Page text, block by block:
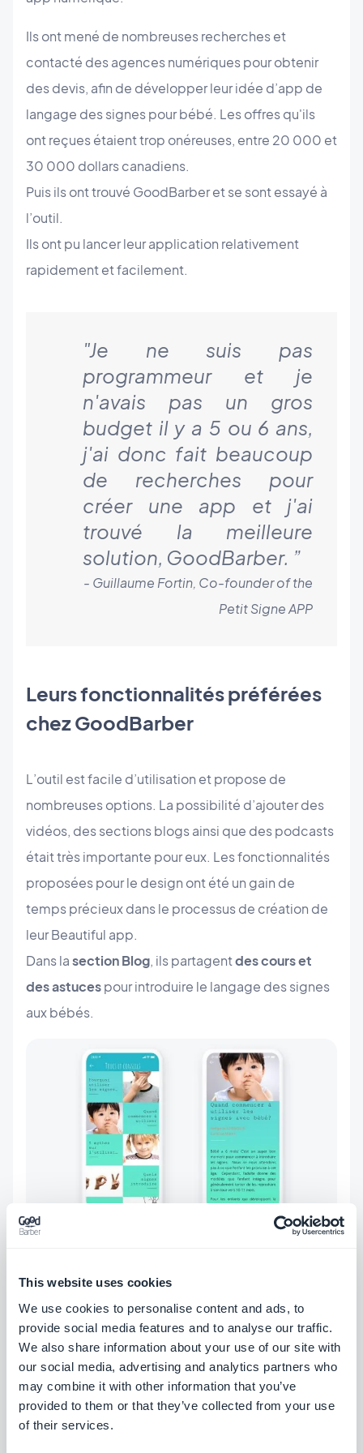
This website uses cookies
We use cookies to personalise content and ads, to
provide social media features and to analyse our traffic.
We also share information about your use of our site with
our social media, advertising and analytics partners who
may combine it with other information that you’ve
provided to them or that they’ve collected from your use
of their services.
Ils ont mené de nombreuses recherches et
contacté des agences numériques pour obtenir
des devis, afin de développer leur idée d’app de
langage des signes pour bébé. Les offres qu'ils
ont reçues étaient trop onéreuses, entre 20 000 et
30 000 dollars canadiens.
Puis ils ont trouvé GoodBarber et se sont essayé à
l’outil.
Ils ont pu lancer leur application relativement
rapidement et facilement.
"Je ne suis pas
programmeur et je
n'avais pas un gros
budget il y a 5 ou 6 ans,
j'ai donc fait beaucoup
de recherches pour
créer une app et j'ai
trouvé la meilleure
solution, GoodBarber. ”
- Guillaume Fortin, Co-founder of the
Petit Signe APP
Leurs fonctionnalités préférées
chez GoodBarber
L’outil est facile d’utilisation et propose de
nombreuses options. La possibilité d’ajouter des
vidéos, des sections blogs ainsi que des podcasts
était très importante pour eux. Les fonctionnalités
proposées pour le design ont été un gain de
temps précieux dans le processus de création de
leur Beautiful app.
Dans lasection Blog, ils partagentdes cours et
des astucespour introduire le langage des signes
aux bébés.
Leurs cours sont publiés sous forme de tutoriels
vidéos classés par catégories(animaux,
vêtements, jouets, objets,…)